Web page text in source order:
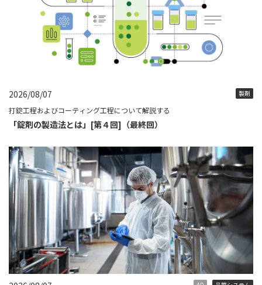
2026/08/07 製剤
打錠工程およびコーティング工程について解説する
「錠剤の製造法とは」[第４回]（最終回）